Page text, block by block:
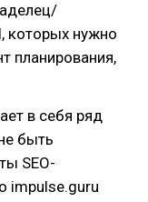
которых нужно
планирования,
в себя ряд
быть
SEO-
impulse.guru